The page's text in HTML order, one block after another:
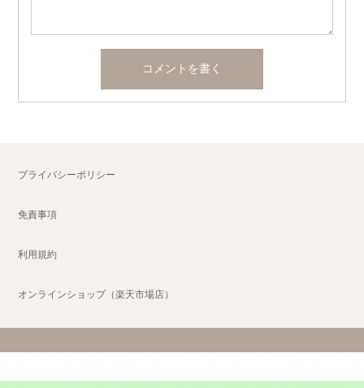
プライバシーポリシー
免責事項
利用規約
オンラインショップ（楽天市場店）